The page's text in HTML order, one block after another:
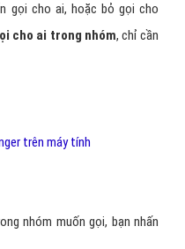
gọi cho ai, hoặc bỏ gọi cho
cho ai trong nhóm, chỉ cần
nhóm muốn gọi, bạn nhấn